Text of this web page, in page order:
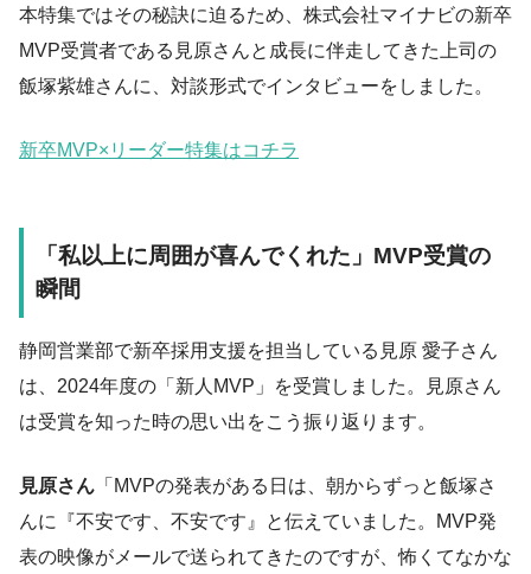
本特集ではその秘訣に迫るため、株式会社マイナビの新卒
MVP受賞者である見原さんと成長に伴走してきた上司の
飯塚紫雄さんに、対談形式でインタビューをしました。
新卒MVP×リーダー特集はコチラ
「私以上に周囲が喜んでくれた」MVP受賞の
瞬間
静岡営業部で新卒採用支援を担当している見原 愛子さん
は、2024年度の「新人MVP」を受賞しました。見原さん
は受賞を知った時の思い出をこう振り返ります。
見原さん 「MVPの発表がある日は、朝からずっと飯塚さ
んに『不安です、不安です』と伝えていました。MVP発
表の映像がメールで送られてきたのですが、怖くてなかな